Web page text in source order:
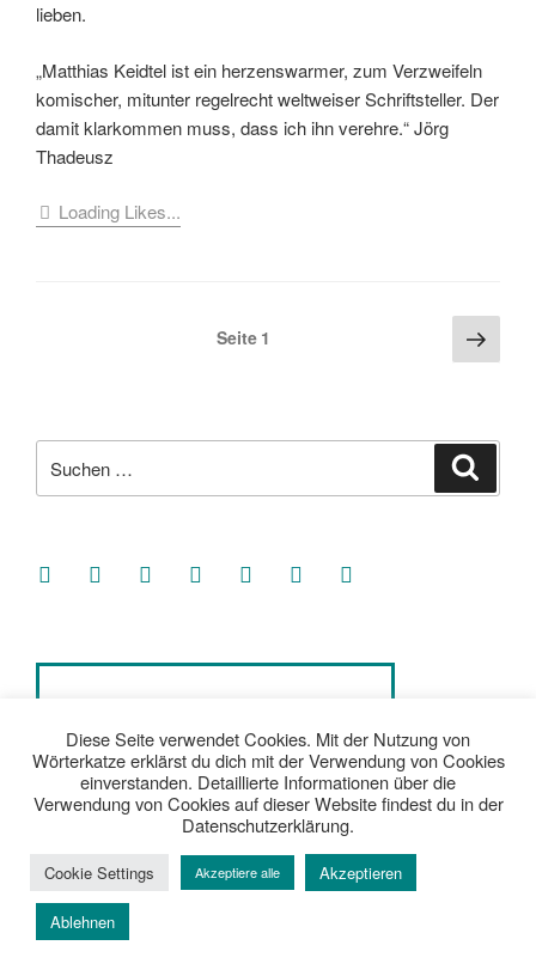
lieben.
„Matthias Keidtel ist ein herzenswarmer, zum Verzweifeln
komischer, mitunter regelrecht weltweiser Schriftsteller. Der
damit klarkommen muss, dass ich ihn verehre.“ Jörg
Thadeusz
Loading Likes...
Seitennummerierung
Seite 1
Seite
nach:
facebooksoundcloud
twitter mastodoninstagramthreads goodreads
Diese Seite verwendet Cookies. Mit der Nutzung von
Wörterkatze erklärst du dich mit der Verwendung von Cookies
einverstanden. Detaillierte Informationen über die
Verwendung von Cookies auf dieser Website findest du in der
Datenschutzerklärung.
Cookie Settings Akzeptiere alle Akzeptieren
Ablehnen